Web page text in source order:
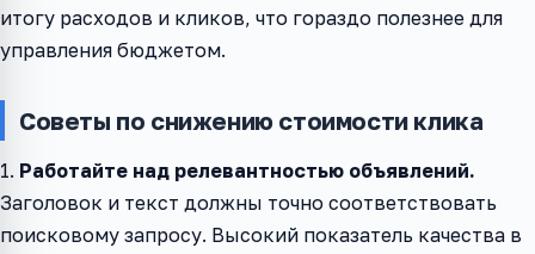
итогу расходов и кликов, что гораздо полезнее для
управления бюджетом.
Советы по снижению стоимости клика
1. Работайте над релевантностью объявлений.
Заголовок и текст должны точно соответствовать
поисковому запросу. Высокий показатель качества в